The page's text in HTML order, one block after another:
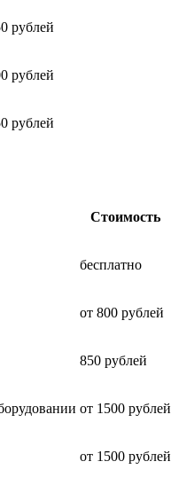
рублей
рублей
рублей
Стоимость
бесплатно
от 800 рублей
850 рублей
от 1500 рублей
от 1500 рублей